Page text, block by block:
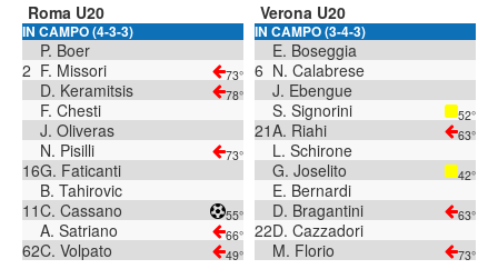
Roma U20
IN CAMPO (4-3-3)
P. Boer
2 F. Missori 73°
D. Keramitsis 78°
F. Chesti
J. Oliveras
N. Pisilli
73°
16G. Faticanti
B. Tahirovic
11C. Cassano 55°
A. Satriano 66°
62C. Volpato 49°
Verona U20
IN CAMPO (3-4-3)
E. Boseggia
6 N. Calabrese
J. Ebengue
S. Signorini
52°
21A. Riahi 63°
L. Schirone
G. Joselito
42°
E. Bernardi
D. Bragantini
63°
22D. Cazzadori
M. Florio
73°